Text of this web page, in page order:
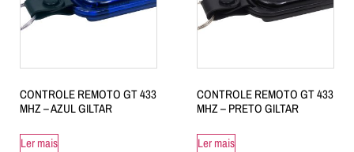
CONTROLE REMOTO GT 433
MHZ – AZUL GILTAR
Ler mais
CONTROLE REMOTO GT 433
MHZ – PRETO GILTAR
Ler mais